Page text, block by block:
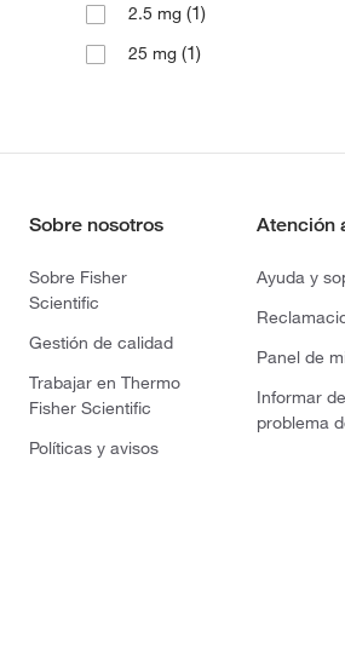
2.5 mg (1)
25 mg (1)
Sobre nosotros
Sobre Fisher
Scientific
Gestión de calidad
Trabajar en Thermo
Fisher Scientific
Políticas y avisos
Atención
Ayuda y
Panel de
Informar
problema